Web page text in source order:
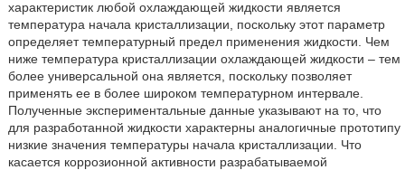
характеристик любой охлаждающей жидкости является
температура начала кристаллизации, поскольку этот параметр
определяет температурный предел применения жидкости. Чем
ниже температура кристаллизации охлаждающей жидкости – тем
более универсальной она является, поскольку позволяет
применять ее в более широком температурном интервале.
Полученные экспериментальные данные указывают на то, что
для разработанной жидкости характерны аналогичные прототипу
низкие значения температуры начала кристаллизации. Что
касается коррозионной активности разрабатываемой